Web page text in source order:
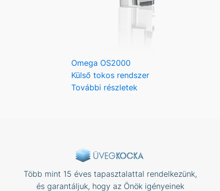
Omega OS2000
Külső tokos rendszer
További részletek
Több mint 15 éves tapasztalattal rendelkezünk,
és garantáljuk, hogy az Önök igényeinek